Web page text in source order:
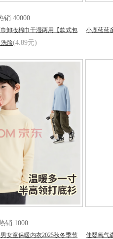
销:40000
卸妆棉巾干湿两用【款式包
脸(4.89元)
小鹿蓝蓝
销:1000
女童保暖内衣2025秋冬季节
佳婴氧气